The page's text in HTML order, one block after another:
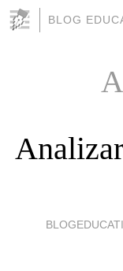
BLOG